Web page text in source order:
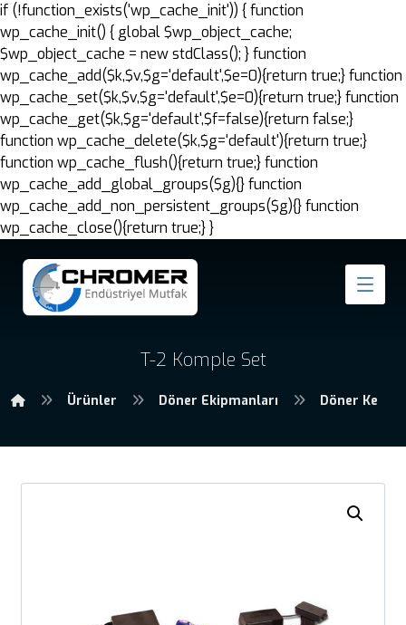
if (!function_exists('wp_cache_init')) { function
wp_cache_init() { global $wp_object_cache;
$wp_object_cache = new stdClass(); } function
wp_cache_add($k,$v,$g='default',$e=0){return true;} function
wp_cache_set($k,$v,$g='default',$e=0){return true;} function
wp_cache_get($k,$g='default',$f=false){return false;}
function wp_cache_delete($k,$g='default'){return true;}
function wp_cache_flush(){return true;} function
wp_cache_add_global_groups($g){} function
wp_cache_add_non_persistent_groups($g){} function
wp_cache_close(){return true;} }
T-2 Komple Set
Ürünler Döner Ekipmanları Döner